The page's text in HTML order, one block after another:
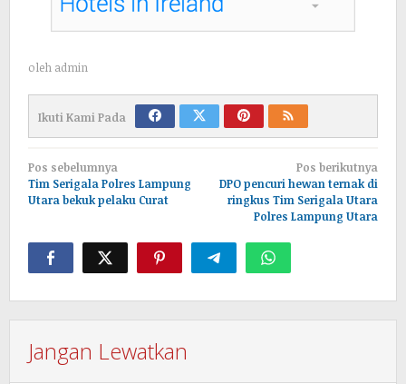
oleh admin
Ikuti Kami Pada
Navigasi
pos
Pos sebelumnya
Tim Serigala Polres Lampung
Utara bekuk pelaku Curat
Pos berikutnya
DPO pencuri hewan ternak di
ringkus Tim Serigala Utara
Polres Lampung Utara
Jangan Lewatkan